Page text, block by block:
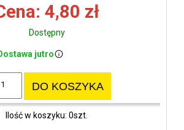
4,80 zł
Dostępny
jutro
DO KOSZYKA
Ilość w koszyku: 0szt.